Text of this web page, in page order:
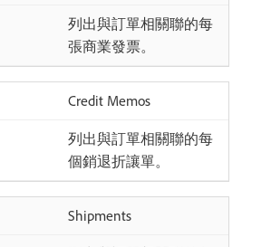
列出與訂單相關聯的每
張商業發票。
Credit Memos
列出與訂單相關聯的每
個銷退折讓單。
Shipments